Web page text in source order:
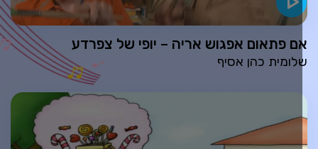
פתאום אפגוש אריה – יופי של צפרדע
כהן אסיף